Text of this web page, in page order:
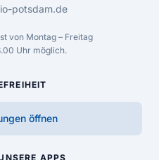
potsdam.de
von Montag – Freitag
Uhr möglich.
öffnen
APPS